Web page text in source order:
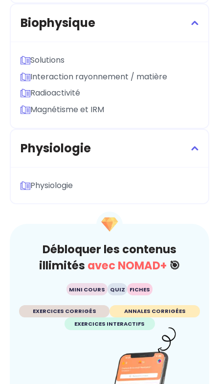
Biophysique
Solutions
Interaction rayonnement / matière
Radioactivité
Magnétisme et IRM
Physiologie
Physiologie
Débloquer les contenus
illimités avec NOMAD+ 🎯
MINI COURS QUIZ FICHES
EXERCICES CORRIGÉS
ANNALES CORRIGÉES
EXERCICES INTERACTIFS